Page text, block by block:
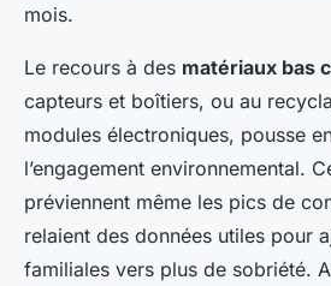
mois.
Le recours à des matériaux bas
capteurs et boîtiers, ou au
modules électroniques, pousse
l’engagement environnemental.
préviennent même les pics de
relaient des données utiles pour
familiales vers plus de sobriété.